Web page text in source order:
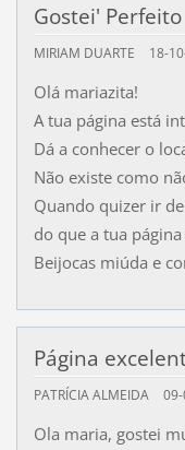
Gostei' Perfeito
MIRIAM DUARTE 18-
Olá mariazita!
A tua página está
Dá a conhecer o
Não existe como
Quando quizer ir
do que a tua
Beijocas miúda e
Página
PATRÍCIA ALMEIDA
Ola maria, gostei